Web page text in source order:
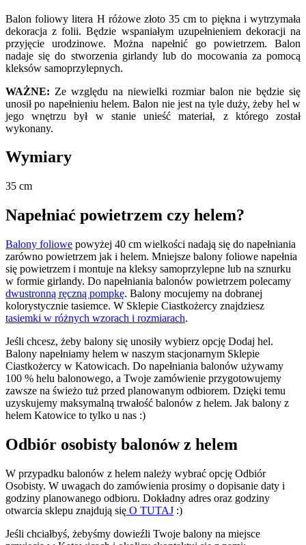
Balon foliowy litera H różowe złoto 35 cm to piękna i wytrzymała
dekoracja z folii. Będzie wspaniałym uzupełnieniem dekoracji na
przyjęcie urodzinowe. Można napełnić go powietrzem. Balon
nadaje się do stworzenia girlandy lub do mocowania za pomocą
kleksów samoprzylepnych.
WAŻNE: Ze względu na niewielki rozmiar balon nie będzie się
unosił po napełnieniu helem. Balon nie jest na tyle duży, żeby hel w
jego wnętrzu był w stanie unieść materiał, z którego został
wykonany.
Wymiary
35 cm
Napełniać powietrzem czy helem?
Balony foliowe powyżej 40 cm wielkości nadają się do napełniania
zarówno powietrzem jak i helem. Mniejsze balony foliowe napełnia
się powietrzem i montuje na kleksy samoprzylepne lub na sznurku
w formie girlandy. Do napełniania balonów powietrzem polecamy
dwustronną ręczną pompkę. Balony mocujemy na dobranej
kolorystycznie tasiemce. W Sklepie Ciastkożercy znajdziesz
tasiemki w różnych wzorach i rozmiarach.
Jeśli chcesz, żeby balony się unosiły wybierz opcję Dodaj hel.
Balony napełniamy helem w naszym stacjonarnym Sklepie
Ciastkożercy w Katowicach. Do napełniania balonów używamy
100 % helu balonowego, a Twoje zamówienie przygotowujemy
zawsze na świeżo tuż przed planowanym odbiorem. Dzięki temu
uzyskujemy maksymalną trwałość balonów z helem. Jak balony z
helem Katowice to tylko u nas :)
Odbiór osobisty balonów z helem
W przypadku balonów z helem należy wybrać opcję Odbiór
Osobisty. W uwagach do zamówienia prosimy o dopisanie daty i
godziny planowanego odbioru. Dokładny adres oraz godziny
otwarcia sklepu znajdują się O TUTAJ :)
Jeśli chciałbyś, żebyśmy dowieźli Twoje balony na miejsce